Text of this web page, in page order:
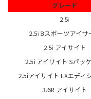
グレード
2.5i
2.5i Bスポーツアイサ
2.5i アイサイト
2.5i アイサイト Sパッ
2.5iアイサイト EXエディ
3.6R アイサイト